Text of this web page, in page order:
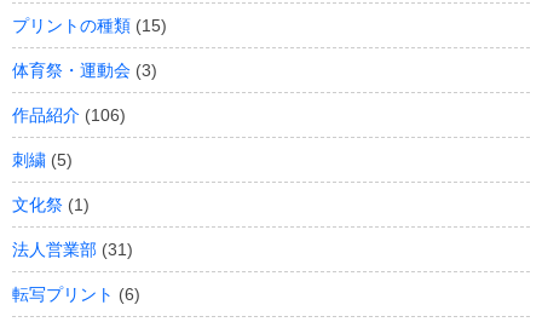
プリントの種類 (15)
体育祭・運動会 (3)
作品紹介 (106)
刺繍 (5)
文化祭 (1)
法人営業部 (31)
転写プリント (6)